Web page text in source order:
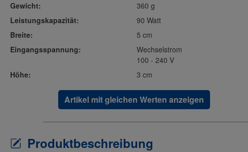
Gewicht:
360 g
Leistungskapazität:
90 Watt
Breite:
5 cm
Eingangsspannung:
Wechselstrom
100 - 240 V
Höhe:
3 cm
Artikel mit gleichen Werten anzeigen
Produktbeschreibung